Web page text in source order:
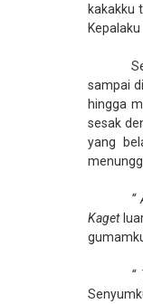
kakakku
sampai
hingga
sesak
yang
“
Kaget
“